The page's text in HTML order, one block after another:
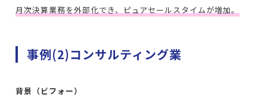
月次決算業務を外部化でき、ピュアセールスタイムが増加。
事例(2)コンサルティング業
背景（ビフォー）